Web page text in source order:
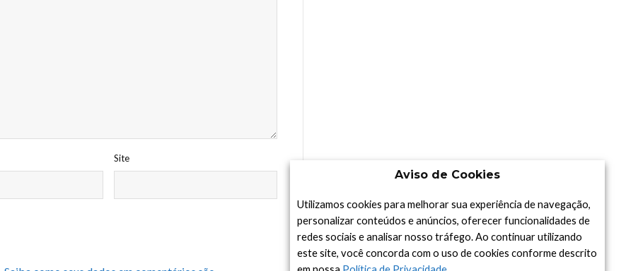
Site
Aviso de Cookies
Utilizamos cookies para melhorar sua experiência de navegação,
personalizar conteúdos e anúncios, oferecer funcionalidades de
redes sociais e analisar nosso tráfego. Ao continuar utilizando
este site, você concorda com o uso de cookies conforme descrito